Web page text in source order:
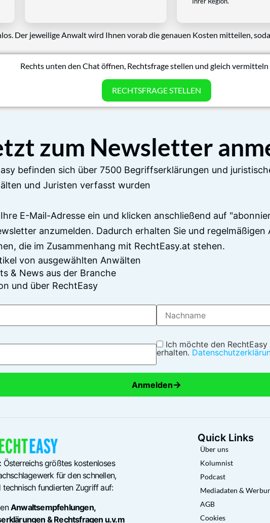
Der jeweilige Anwalt wird Ihnen vorab die genauen Kosten mitteilen,
Rechts unten den Chat öffnen, Rechtsfrage stellen und gleich vermitteln
RECHTSFRAGE STELLEN
zum Newsletter
befinden sich über 7500 Begriffserklärungen und
und Juristen verfasst wurden
E-Mail-Adresse ein und klicken anschließend auf
anzumelden. Dadurch erhalten Sie und regelmäßigen
die im Zusammenhang mit RechtEasy.at stehen.
von ausgewählten Anwälten
& News aus der Branche
und über RechtEasy
Ich möchte den
erhalten.
Anmelden→
Österreichs größtes kostenloses
für den schnellen,
technisch fundierten Zugriff auf:
Anwaltsempfehlungen,
& Rechtsfragen u.v.m
Quick Links
Über uns
Kolumnist
Podcast
Mediadaten &
AGB
Cookies